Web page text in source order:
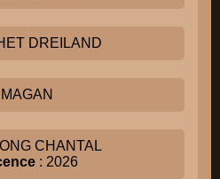
DREILAND
CHANTAL
: 2026